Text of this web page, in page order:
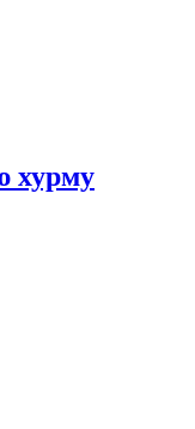
хурму